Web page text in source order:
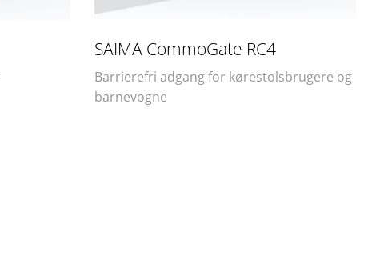
SAIMA CommoGate RC4​
Barrierefri adgang for kørestolsbrugere og
barnevogne